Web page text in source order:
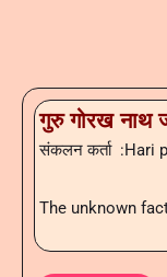
गुरु गोरख नाथ
संकलन कर्ता :Hari
The unknown